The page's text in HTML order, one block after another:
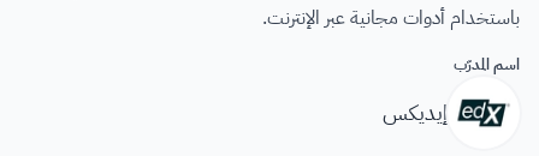
باستخدام أدوات مجانية عبر الإنترنت.
اسم المدرّب
إيديكس